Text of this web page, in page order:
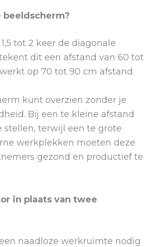
tot 2 keer de diagonale
dit een afstand van 60 tot
op 70 tot 90 cm afstand.
kunt overzien zonder je
Bij een te kleine afstand
terwijl een te grote
werkplekken moeten deze
gezond en productief te
in plaats van twee
naadloze werkruimte nodig